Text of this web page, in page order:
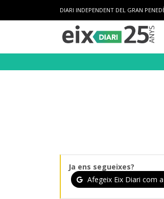
DIARI INDEPENDENT DEL GRAN
Ja ens segueixes?
Afegeix Eix Diari com